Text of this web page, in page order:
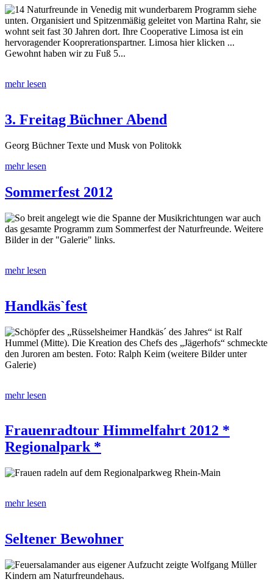
14 Naturfreunde in Venedig mit wunderbarem Programm siehe
unten. Organisiert und Spitzenmäßig geleitet von Martina Rahr, sie
wohnt seit fast 30 Jahren dort. Ihre Cooperative Limosa ist ein
hervoragender Kooprerationspartner. Limosa hier klicken ...
Gewohnt haben wir zu Fuß 5...
mehr lesen
3. Freitag Büchner Abend
Georg Büchner Texte und Musk von Politokk
mehr lesen
Sommerfest 2012
So breit angelegt wie die Spanne der Musikrichtungen war auch
das gesamte Programm zum Sommerfest der Naturfreunde. Weitere
Bilder in der "Galerie" links.
mehr lesen
Handkäs`fest
Schöpfer des „Rüsselsheimer Handkäs´ des Jahres“ ist Ralf
Hummel (Mitte). Die Kreation des Chefs des „Jägerhofs“ schmeckte
den Juroren am besten. Foto: Ralph Keim (weitere Bilder unter
Galerie)
mehr lesen
Frauenradtour Himmelfahrt 2012 *
Regionalpark *
Frauen radeln auf dem Regionalparkweg Rhein-Main
mehr lesen
Seltener Bewohner
Feuersalamander aus eigener Aufzucht zeigte Wolfgang Müller
Kindern am Naturfreundehaus.